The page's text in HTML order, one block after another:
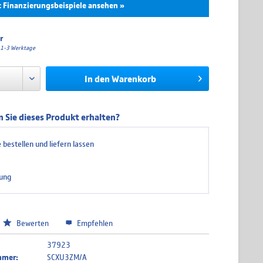
Finanzierungsbeispiele ansehen »
0.00 % 37,08 € 445,00 €
4.99 % 19,50 € 468,07 €
über unseren Finanzierungspartner TARGOBANK abgewickelt. Bitte
1-3 Werktage
In den Warenkorb
Sie dieses Produkt erhalten?
bestellen und liefern lassen
Bewerten Empfehlen
37923
SCXU3ZM/A